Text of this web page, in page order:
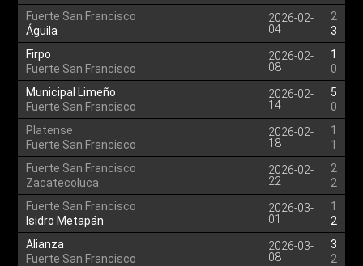
Fuerte San Francisco
Águila
2026-02-
04
2
3
Firpo
Fuerte San Francisco
2026-02-
08
1
0
Municipal Limeño
Fuerte San Francisco
2026-02-
14
5
0
Platense
Fuerte San Francisco
2026-02-
18
1
1
Fuerte San Francisco
Zacatecoluca
2026-02-
22
2
2
Fuerte San Francisco
Isidro Metapán
2026-03-
01
1
2
Alianza
Fuerte San Francisco
2026-03-
08
3
2